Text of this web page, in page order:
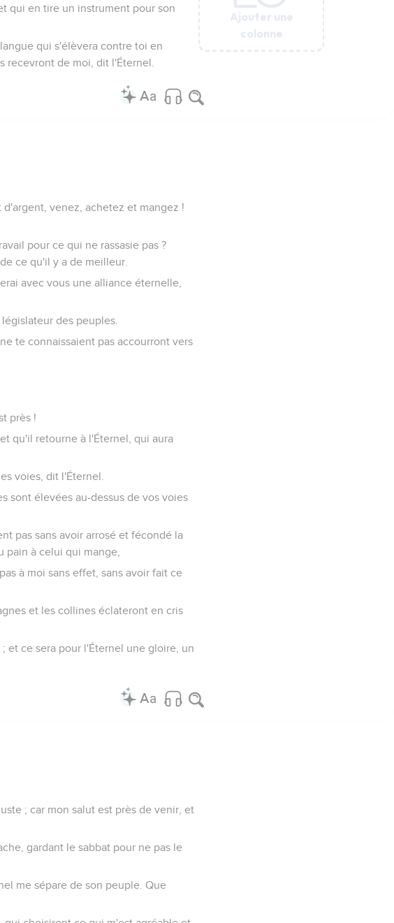
Ajouter une
colonne
Ajouter une
colonne
qui en tire un instrument pour son
qui s'élèvera contre toi en
recevront de moi, dit l'Éternel.
Ajouter une
colonne
venez, achetez et mangez !
pour ce qui ne rassasie pas ?
ce qu'il y a de meilleur.
avec vous une alliance éternelle,
des peuples.
te connaissaient pas accourront vers
près !
qu'il retourne à l'Éternel, qui aura
voies, dit l'Éternel.
sont élevées au-dessus de vos voies
pas sans avoir arrosé et fécondé la
pain à celui qui mange,
à moi sans effet, sans avoir fait ce
et les collines éclateront en cris
et ce sera pour l'Éternel une gloire, un
Ajouter une
colonne
; car mon salut est près de venir, et
gardant le sabbat pour ne pas le
me sépare de son peuple. Que
Ajouter une
colonne
Ajouter une
colonne
Ajouter une
colonne